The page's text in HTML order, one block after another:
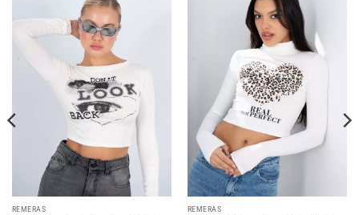
REMERAS REMERAS